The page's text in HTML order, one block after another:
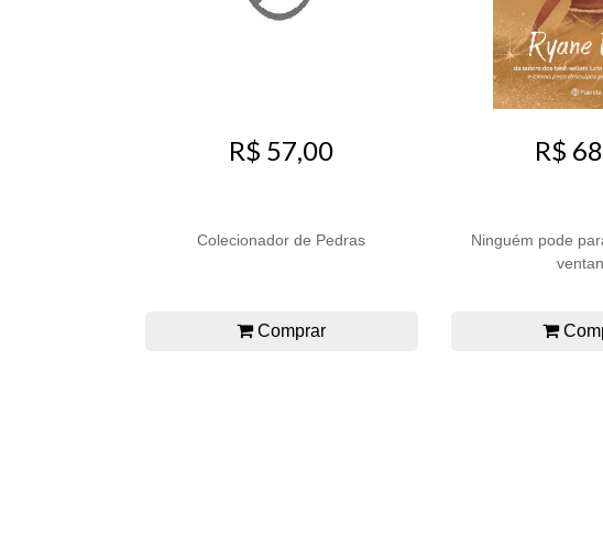
R$ 57,00
Colecionador de Pedras
Comprar
R$
Ninguém pode